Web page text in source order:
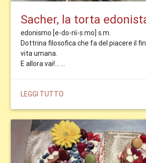
Sacher, la torta
edonismo [e-do-nì-ṣmo] s.m.
Dottrina filosofica che fa del piacere il
vita umana.
E allora vai!... ...
LEGGI TUTTO